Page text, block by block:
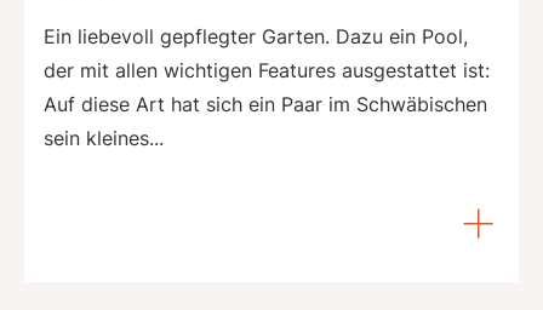
Ein liebevoll gepflegter Garten. Dazu ein Pool,
der mit allen wichtigen Features ausgestattet ist:
Auf diese Art hat sich ein Paar im Schwäbischen
sein kleines...